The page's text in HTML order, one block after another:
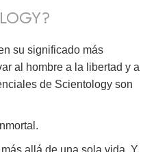
su significado más
al hombre a la libertad y a
de Scientology son
allá de una sola vida. Y